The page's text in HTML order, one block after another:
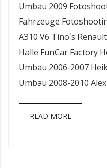
Umbau 2009
Fahrzeuge
A310 V6 Tino´s
Halle FunCar Factory
Umbau 2006-2007
Umbau 2008-2010
READ MORE